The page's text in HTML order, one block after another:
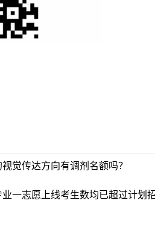
觉传达方向有调剂名额吗？
一志愿上线考生数均已超过计划